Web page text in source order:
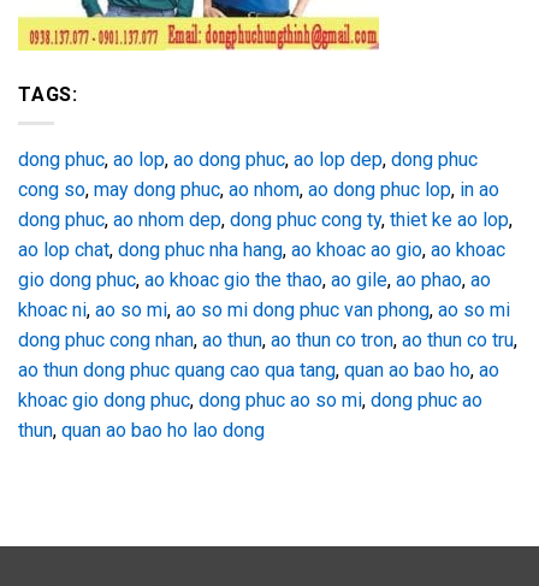
TAGS:
dong phuc, ao lop, ao dong phuc, ao lop dep, dong phuc
cong so, may dong phuc, ao nhom, ao dong phuc lop, in ao
dong phuc, ao nhom dep, dong phuc cong ty, thiet ke ao lop,
ao lop chat, dong phuc nha hang, ao khoac ao gio, ao khoac
gio dong phuc, ao khoac gio the thao, ao gile, ao phao, ao
khoac ni, ao so mi, ao so mi dong phuc van phong, ao so mi
dong phuc cong nhan, ao thun, ao thun co tron, ao thun co tru,
ao thun dong phuc quang cao qua tang, quan ao bao ho, ao
khoac gio dong phuc, dong phuc ao so mi, dong phuc ao
thun, quan ao bao ho lao dong